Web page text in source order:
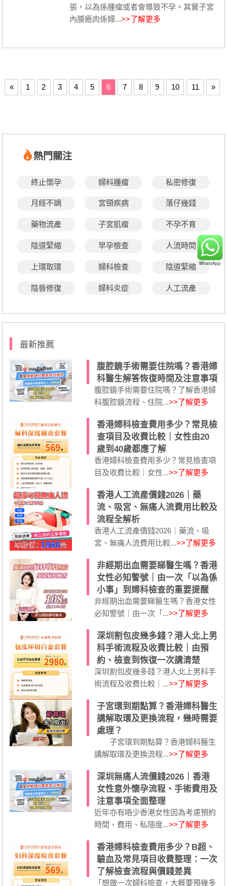
張，以為係腫瘤或者會導致不孕。其實子宮
內膜瘜肉係婦...>>了解更多
« 1 2 3 4 5 6 7 8 9 10 11 »
熱門關注
終止懷孕 婦科腫瘤 私密修復
月經不調 宮頸疾病 落仔幾錢
藥物流產 子宮肌瘤 不孕不育
陰道緊縮 早孕檢查 人流時間
上環取環 婦科檢查 陰道緊縮
陰唇修復 婦科炎症 人工流產
最新推薦
腹腔鏡手術需要住院嗎？香港婦
科醫生解答恢復時間及注意事項
腹腔鏡手術需要住院嗎？了解香港婦
科腹腔鏡流程、住院...>>了解更多
香港婦科檢查費用多少？常見檢
查項目及收費比較｜女性由20
歲到40歲都應了解
香港婦科檢查費用多少？常見檢查項
目及收費比較｜女性...>>了解更多
香港人工流產價錢2026｜藥
流、吸宮、無痛人流費用比較及
流程全解析
香港人工流產價錢2026｜藥流、吸
宮、無痛人流費用比較...>>了解更多
非經期出血需要睇醫生嗎？香港
女性必知警號｜由一次「以為係
小事」到婦科檢查的重要提醒
非經期出血需要睇醫生嗎？香港女性
必知警號｜由一次「...>>了解更多
深圳割包皮幾多錢？港人北上男
科手術流程及收費比較｜由預
約、檢查到恢復一次講清楚
深圳割包皮幾多錢？港人北上男科手
術流程及收費比較｜...>>了解更多
子宮環到期點算？香港婦科醫生
講解取環及更換流程，幾時需要
處理？
子宮環到期點算？香港婦科醫生
講解取環及更換流程...>>了解更多
深圳無痛人流價錢2026｜香港
女性意外懷孕流程、手術費用及
注意事項全面整理
近年亦有唔少香港女性因為考慮預約
時間、費用、私隱度...>>了解更多
香港婦科檢查費用多少？B超、
驗血及常見項目收費整理：一次
了解檢查流程與價錢差異
「想做一次婦科檢查，大概要預幾多